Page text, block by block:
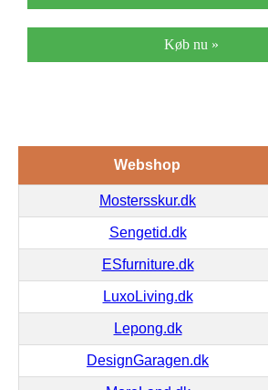
Køb nu »
Webshop
Mostersskur.dk
Sengetid.dk
ESfurniture.dk
LuxoLiving.dk
Lepong.dk
DesignGaragen.dk